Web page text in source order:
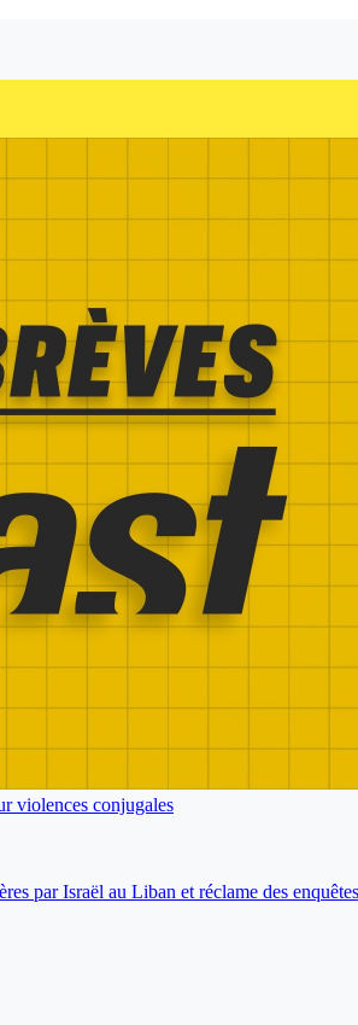
violences conjugales
par Israël au Liban et réclame des enquêtes